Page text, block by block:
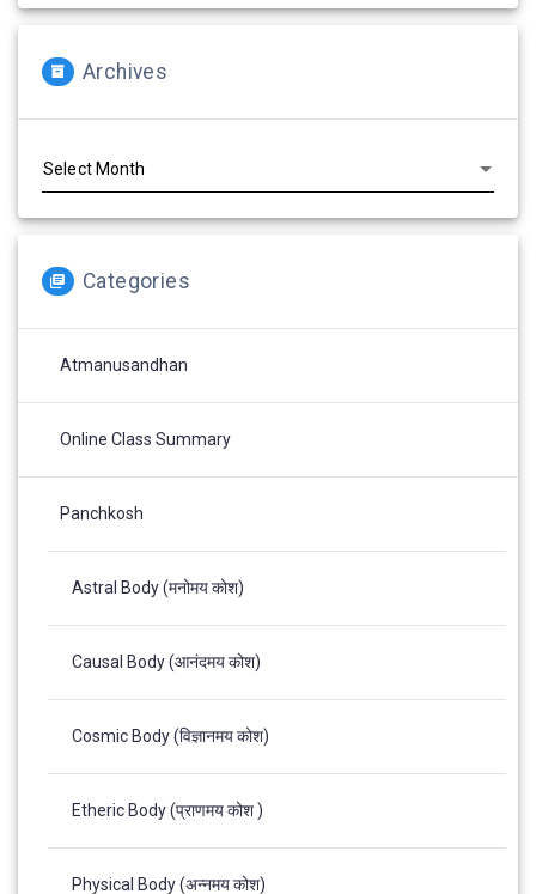
Archives
Categories
Atmanusandhan
Online Class Summary
Panchkosh
Astral Body (मनोमय कोश)
Causal Body (आनंदमय कोश)
Cosmic Body (विज्ञानमय कोश)
Etheric Body (प्राणमय कोश )
Physical Body (अन्नमय कोश)